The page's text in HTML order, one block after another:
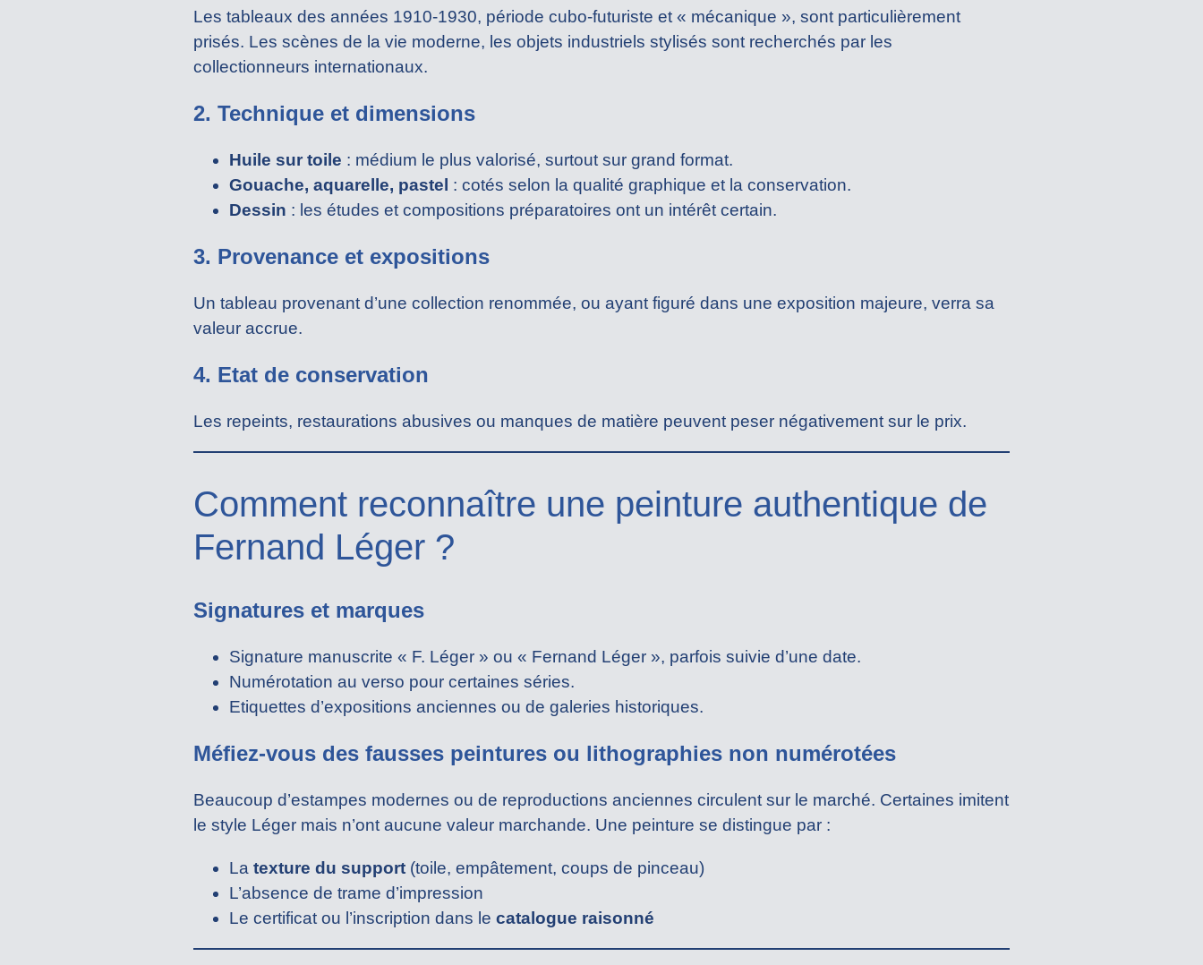
Les tableaux des années 1910-1930, période cubo-futuriste et « mécanique », sont particulièrement
prisés. Les scènes de la vie moderne, les objets industriels stylisés sont recherchés par les
collectionneurs internationaux.
2. Technique et dimensions
Huile sur toile : médium le plus valorisé, surtout sur grand format.
Gouache, aquarelle, pastel : cotés selon la qualité graphique et la conservation.
Dessin : les études et compositions préparatoires ont un intérêt certain.
3. Provenance et expositions
Un tableau provenant d’une collection renommée, ou ayant figuré dans une exposition majeure, verra sa
valeur accrue.
4. Etat de conservation
Les repeints, restaurations abusives ou manques de matière peuvent peser négativement sur le prix.
Comment reconnaître une peinture authentique de
Fernand Léger ?
Signatures et marques
Signature manuscrite « F. Léger » ou « Fernand Léger », parfois suivie d’une date.
Numérotation au verso pour certaines séries.
Etiquettes d’expositions anciennes ou de galeries historiques.
Méfiez-vous des fausses peintures ou lithographies non numérotées
Beaucoup d’estampes modernes ou de reproductions anciennes circulent sur le marché. Certaines imitent
le style Léger mais n’ont aucune valeur marchande. Une peinture se distingue par :
La texture du support (toile, empâtement, coups de pinceau)
L’absence de trame d’impression
Le certificat ou l’inscription dans le catalogue raisonné